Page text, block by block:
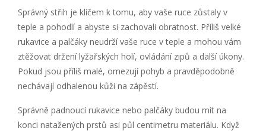
Správný střih je klíčem k tomu, aby vaše ruce zůstaly v
teple a pohodlí a abyste si zachovali obratnost. Příliš velké
rukavice a palčáky neudrží vaše ruce v teple a mohou vám
ztěžovat držení lyžařských holí, ovládání zipů a další úkony.
Pokud jsou příliš malé, omezují pohyb a pravděpodobně
nechávají odhalenou kůži na zápěstí.
Správně padnoucí rukavice nebo palčáky budou mít na
konci natažených prstů asi půl centimetru materiálu. Když